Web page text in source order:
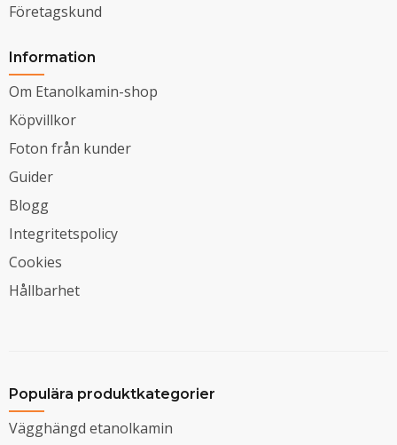
Företagskund
Information
Om Etanolkamin-shop
Köpvillkor
Foton från kunder
Guider
Blogg
Integritetspolicy
Cookies
Hållbarhet
Populära produktkategorier
Vägghängd etanolkamin